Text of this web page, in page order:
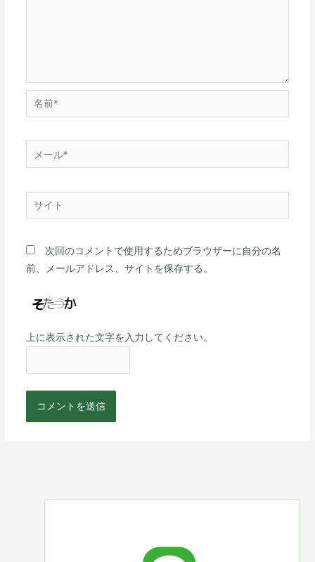
次回のコメントで使用するためブラウザーに自分の名
前、メールアドレス、サイトを保存する。
上に表示された文字を入力してください。